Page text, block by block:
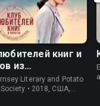
книг и
из
Literary and Potato
Society • 2018, США,